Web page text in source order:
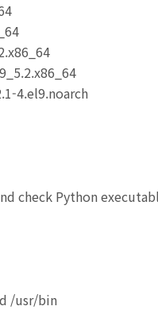
23.2.1-
check Python
/usr/bin